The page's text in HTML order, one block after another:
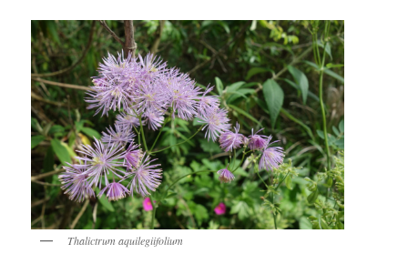
Thalictrum aquilegiifolium